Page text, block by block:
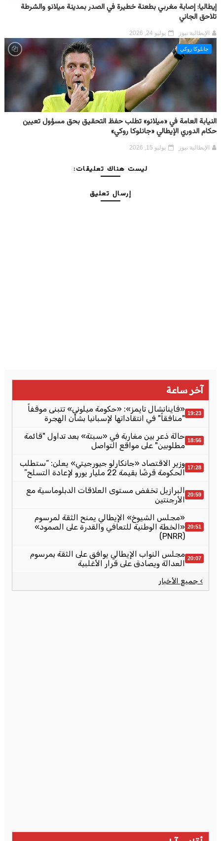
إيطاليا: إصابة مغربي بطعنة خطيرة في الصدر بمدينة ميلانو والشرطة
تلاحق الجاني
الإيطالية نيوز يوليو 24, 2026
جانلوكا روكي
النيابة العامة في «ميلانو» تطلب حفظ التحقيق بحق مسؤول تعيين
حكام الدوري الإيطالي «جانلوكا روكي»
الإيطالية نيوز يوليو 15, 2026
ليست هناك تعليقات:
إرسال تعليق
آخر ساعة
19:23 «فاينانشال تايمز»: «حكومة ميلوني» تتبنى موقفاً
"منافقاً" في انتقاداتها لإسبانيا بشأن الهجرة
18:56 حالة ذعر بين مغاربة في «سبتة» بعد تداول "قائمة
مطلوبين" على مواقع التواصل
17:28 وزير الاقتصاد «جانكارلو جيورجيتي» يعلن: “ستطلب
الحكومة قرضًا بقيمة 22 مليار يورو لإعادة التسلح”
20:59 البرازيل تخفض مستوى العلاقات الدبلوماسية مع
الأرجنتين
20:51
«مجلس الشيوخ» الإيطالي يمنح الثقة لمرسوم
«الخطة الوطنية للتعافي والقدرة على الصمود»
(PNRR)
20:07 مجلس النواب الإيطالي يوافق على الثقة بمرسوم
العدالة ويصادق على قرار الأغلبية
› جميع الأخبار